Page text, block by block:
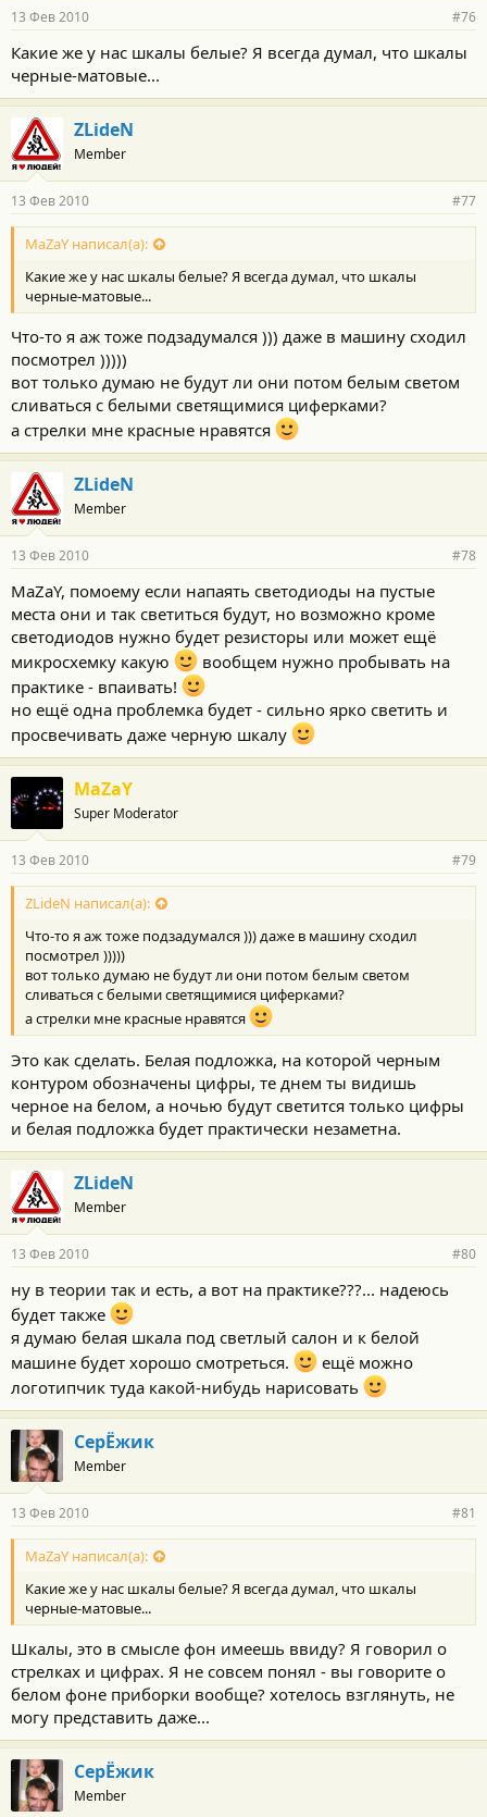
13 Фев 2010 #76
Какие же у нас шкалы белые? Я всегда думал, что шкалы
черные-матовые...
ZLideN
Member
13 Фев 2010 #77
MaZaY написал(а):
Какие же у нас шкалы белые? Я всегда думал, что шкалы
черные-матовые...
Что-то я аж тоже подзадумался ))) даже в машину сходил
посмотрел )))))
вот только думаю не будут ли они потом белым светом
сливаться с белыми светящимися циферками?
а стрелки мне красные нравятся
ZLideN
Member
13 Фев 2010 #78
MaZaY, помоему если напаять светодиоды на пустые
места они и так светиться будут, но возможно кроме
светодиодов нужно будет резисторы или может ещё
микросхемку какую
вообщем нужно пробывать на
практике - впаивать!
но ещё одна проблемка будет - сильно ярко светить и
просвечивать даже черную шкалу
MaZaY
Super Moderator
13 Фев 2010 #79
ZLideN написал(а):
Что-то я аж тоже подзадумался ))) даже в машину сходил
посмотрел )))))
вот только думаю не будут ли они потом белым светом
сливаться с белыми светящимися циферками?
а стрелки мне красные нравятся
Это как сделать. Белая подложка, на которой черным
контуром обозначены цифры, те днем ты видишь
черное на белом, а ночью будут светится только цифры
и белая подложка будет практически незаметна.
ZLideN
Member
13 Фев 2010 #80
ну в теории так и есть, а вот на практике???... надеюсь
будет также
я думаю белая шкала под светлый салон и к белой
машине будет хорошо смотреться.
ещё можно
логотипчик туда какой-нибудь нарисовать
СерЁжик
Member
13 Фев 2010 #81
MaZaY написал(а):
Какие же у нас шкалы белые? Я всегда думал, что шкалы
черные-матовые...
Шкалы, это в смысле фон имеешь ввиду? Я говорил о
стрелках и цифрах. Я не совсем понял - вы говорите о
белом фоне приборки вообще? хотелось взглянуть, не
могу представить даже...
СерЁжик
Member